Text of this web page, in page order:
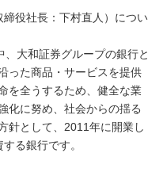
役社長：下村直人）につい
大和証券グループの銀行と
った商品・サービスを提供
を全うするため、健全な業
化に努め、社会からの揺る
針として、2011年に開業し
る銀行です。